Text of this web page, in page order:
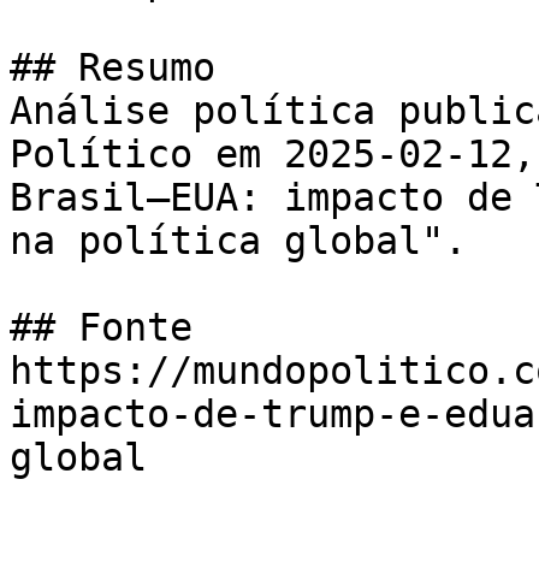
## Resumo
Análise política
Político em 2025-02-
Brasil–EUA: impacto de
na política global".
## Fonte
https://
impacto-de-trump-e-
global